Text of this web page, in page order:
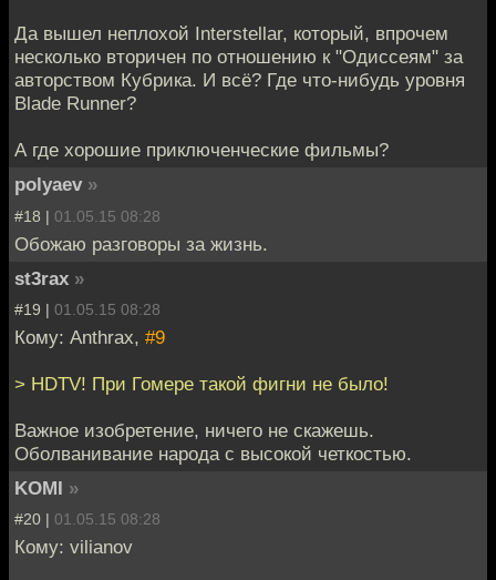
Да вышел неплохой Interstellar, который, впрочем
несколько вторичен по отношению к "Одиссеям" за
авторством Кубрика. И всё? Где что-нибудь уровня
Blade Runner?
А где хорошие приключенческие фильмы?
polyaev »
#18 | 01.05.15 08:28
Обожаю разговоры за жизнь.
st3rax »
#19 | 01.05.15 08:28
Кому: Anthrax, #9
> HDTV! При Гомере такой фигни не было!
Важное изобретение, ничего не скажешь.
Оболванивание народа с высокой четкостью.
KOMI »
#20 | 01.05.15 08:28
Кому: vilianov